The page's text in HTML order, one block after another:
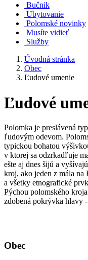
Bučnik
Ubytovanie
Polomské novinky
Musíte vidieť
Služby
Úvodná stránka
Obec
Ľudové umenie
Ľudové
Polomka je preslávená
ľudovým odevom.
typickou bohatou
v ktorej sa odzrkadľuje
ešte aj dnes šijú a
kroj, ako jeden z mála
a všetky etnografické
Pýchou polomského
zdobená pokrývka hlavy
Obec